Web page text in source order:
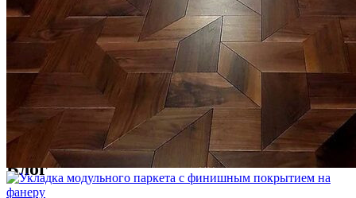
Услуги по реставрации паркета
1 500 ₽
Блог